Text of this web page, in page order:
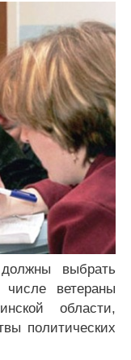
выбрать
числе ветераны
области,
политических